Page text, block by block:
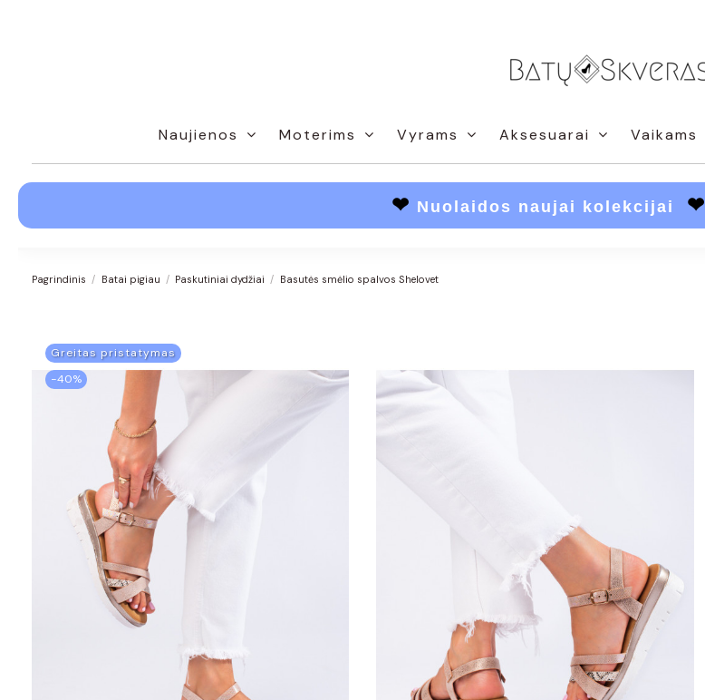
Naujienos Moterims Vyrams Aksesuarai Vaikams
❤ Nuolaidos naujai kolekcijai ❤
Pagrindinis Batai pigiau Paskutiniai dydžiai Basutės smėlio spalvos Shelovet
Greitas pristatymas
−40%